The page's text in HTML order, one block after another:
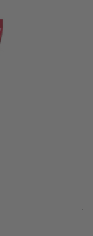
с крио-активна
€
1 EUR = 1.95583 BGN